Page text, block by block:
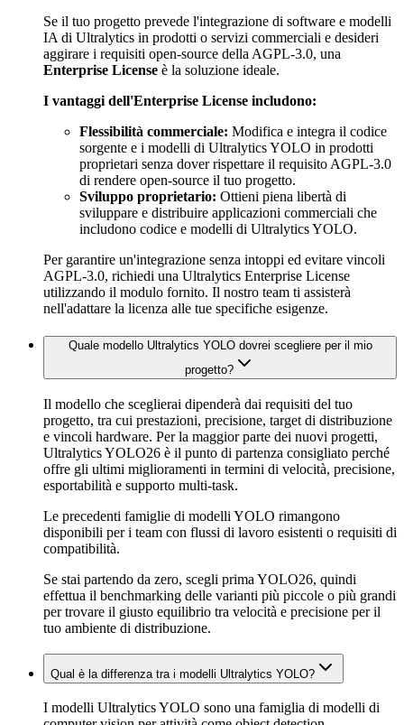
Se il tuo progetto prevede l'integrazione di software e modelli
IA di Ultralytics in prodotti o servizi commerciali e desideri
aggirare i requisiti open-source della AGPL-3.0, una
Enterprise License è la soluzione ideale.
I vantaggi dell'Enterprise License includono:
Flessibilità commerciale: Modifica e integra il codice
sorgente e i modelli di Ultralytics YOLO in prodotti
proprietari senza dover rispettare il requisito AGPL-3.0
di rendere open-source il tuo progetto.
Sviluppo proprietario: Ottieni piena libertà di
sviluppare e distribuire applicazioni commerciali che
includono codice e modelli di Ultralytics YOLO.
Per garantire un'integrazione senza intoppi ed evitare vincoli
AGPL-3.0, richiedi una Ultralytics Enterprise License
utilizzando il modulo fornito. Il nostro team ti assisterà
nell'adattare la licenza alle tue specifiche esigenze.
Quale modello Ultralytics YOLO dovrei scegliere per il mio
progetto?
Il modello che sceglierai dipenderà dai requisiti del tuo
progetto, tra cui prestazioni, precisione, target di distribuzione
e vincoli hardware. Per la maggior parte dei nuovi progetti,
Ultralytics YOLO26 è il punto di partenza consigliato perché
offre gli ultimi miglioramenti in termini di velocità, precisione,
esportabilità e supporto multi-task.
Le precedenti famiglie di modelli YOLO rimangono
disponibili per i team con flussi di lavoro esistenti o requisiti di
compatibilità.
Se stai partendo da zero, scegli prima YOLO26, quindi
effettua il benchmarking delle varianti più piccole o più grandi
per trovare il giusto equilibrio tra velocità e precisione per il
tuo ambiente di distribuzione.
Qual è la differenza tra i modelli Ultralytics YOLO?
I modelli Ultralytics YOLO sono una famiglia di modelli di